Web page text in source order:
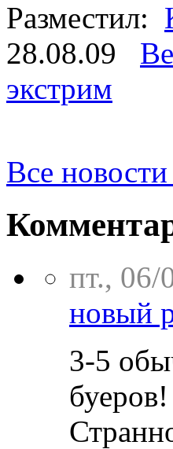
Разместил:
28.08.09
экстрим
Все
пт., 06/
новый
3-5
буеров!